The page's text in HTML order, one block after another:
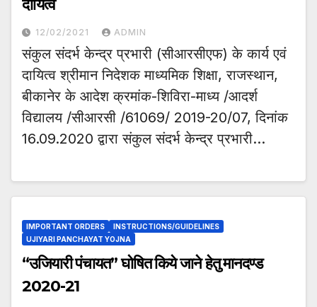
दायित्व
12/02/2021 ADMIN
संकुल संदर्भ केन्द्र प्रभारी (सीआरसीएफ) के कार्य एवं
दायित्व श्रीमान निदेशक माध्यमिक शिक्षा, राजस्थान,
बीकानेर के आदेश क्रमांक-शिविरा-माध्य /आदर्श
विद्यालय /सीआरसी /61069/ 2019-20/07, दिनांक
16.09.2020 द्वारा संकुल संदर्भ केन्द्र प्रभारी…
IMPORTANT ORDERS
INSTRUCTIONS/GUIDELINES
UJIYARI PANCHAYAT YOJNA
“उजियारी पंचायत” घोषित किये जाने हेतु मानदण्ड
2020-21